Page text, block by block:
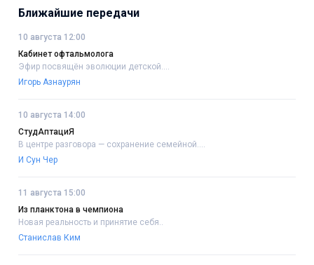
Ближайшие передачи
10 августа 12:00
Кабинет офтальмолога
Эфир посвящён эволюции детской....
Игорь Азнаурян
10 августа 14:00
СтудАптациЯ
В центре разговора — сохранение семейной....
И Сун Чер
11 августа 15:00
Из планктона в чемпиона
Новая реальность и принятие себя..
Станислав Ким